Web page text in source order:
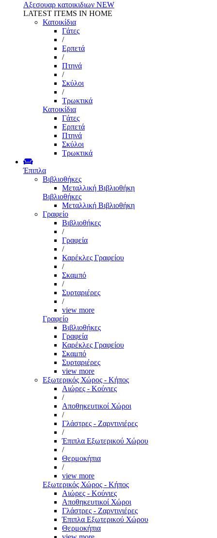
Αξεσουαρ κατοικιδιων NEW
LATEST ITEMS IN HOME
Κατοικίδια
Γάτες
/
Ερπετά
/
Πτηνά
/
Σκύλοι
/
Τρωκτικά
Κατοικίδια
Γάτες
Ερπετά
Πτηνά
Σκύλοι
Τρωκτικά
Έπιπλα
Βιβλιοθήκες
Μεταλλική Βιβλιοθήκη
Βιβλιοθήκες
Μεταλλική Βιβλιοθήκη
Γραφείο
Βιβλιοθήκες
/
Γραφεία
/
Καρέκλες Γραφείου
/
Σκαμπό
/
Συρταριέρες
/
view more
Γραφείο
Βιβλιοθήκες
Γραφεία
Καρέκλες Γραφείου
Σκαμπό
Συρταριέρες
view more
Εξωτερικός Χώρος - Κήπος
Αιώρες - Κούνιες
/
Αποθηκευτικοί Χώροι
/
Γλάστρες - Ζαρντινιέρες
/
Έπιπλα Εξωτερικού Χώρου
/
Θερμοκήπια
/
view more
Εξωτερικός Χώρος - Κήπος
Αιώρες - Κούνιες
Αποθηκευτικοί Χώροι
Γλάστρες - Ζαρντινιέρες
Έπιπλα Εξωτερικού Χώρου
Θερμοκήπια